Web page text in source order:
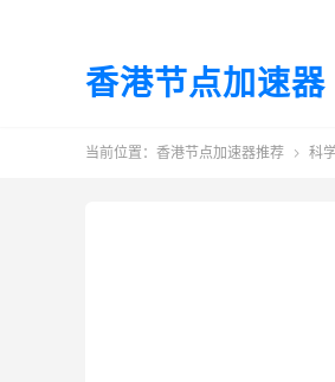
香港节点加速器
当前位置： 香港节点加速器推荐  科